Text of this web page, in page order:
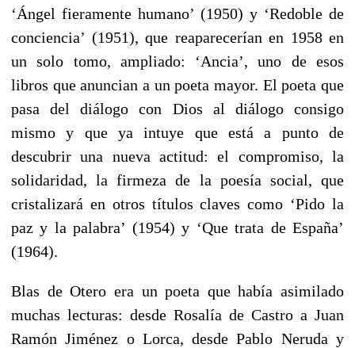
‘Ángel fieramente humano’ (1950) y ‘Redoble de
conciencia’ (1951), que reaparecerían en 1958 en
un solo tomo, ampliado: ‘Ancia’, uno de esos
libros que anuncian a un poeta mayor. El poeta que
pasa del diálogo con Dios al diálogo consigo
mismo y que ya intuye que está a punto de
descubrir una nueva actitud: el compromiso, la
solidaridad, la firmeza de la poesía social, que
cristalizará en otros títulos claves como ‘Pido la
paz y la palabra’ (1954) y ‘Que trata de España’
(1964).
Blas de Otero era un poeta que había asimilado
muchas lecturas: desde Rosalía de Castro a Juan
Ramón Jiménez o Lorca, desde Pablo Neruda y